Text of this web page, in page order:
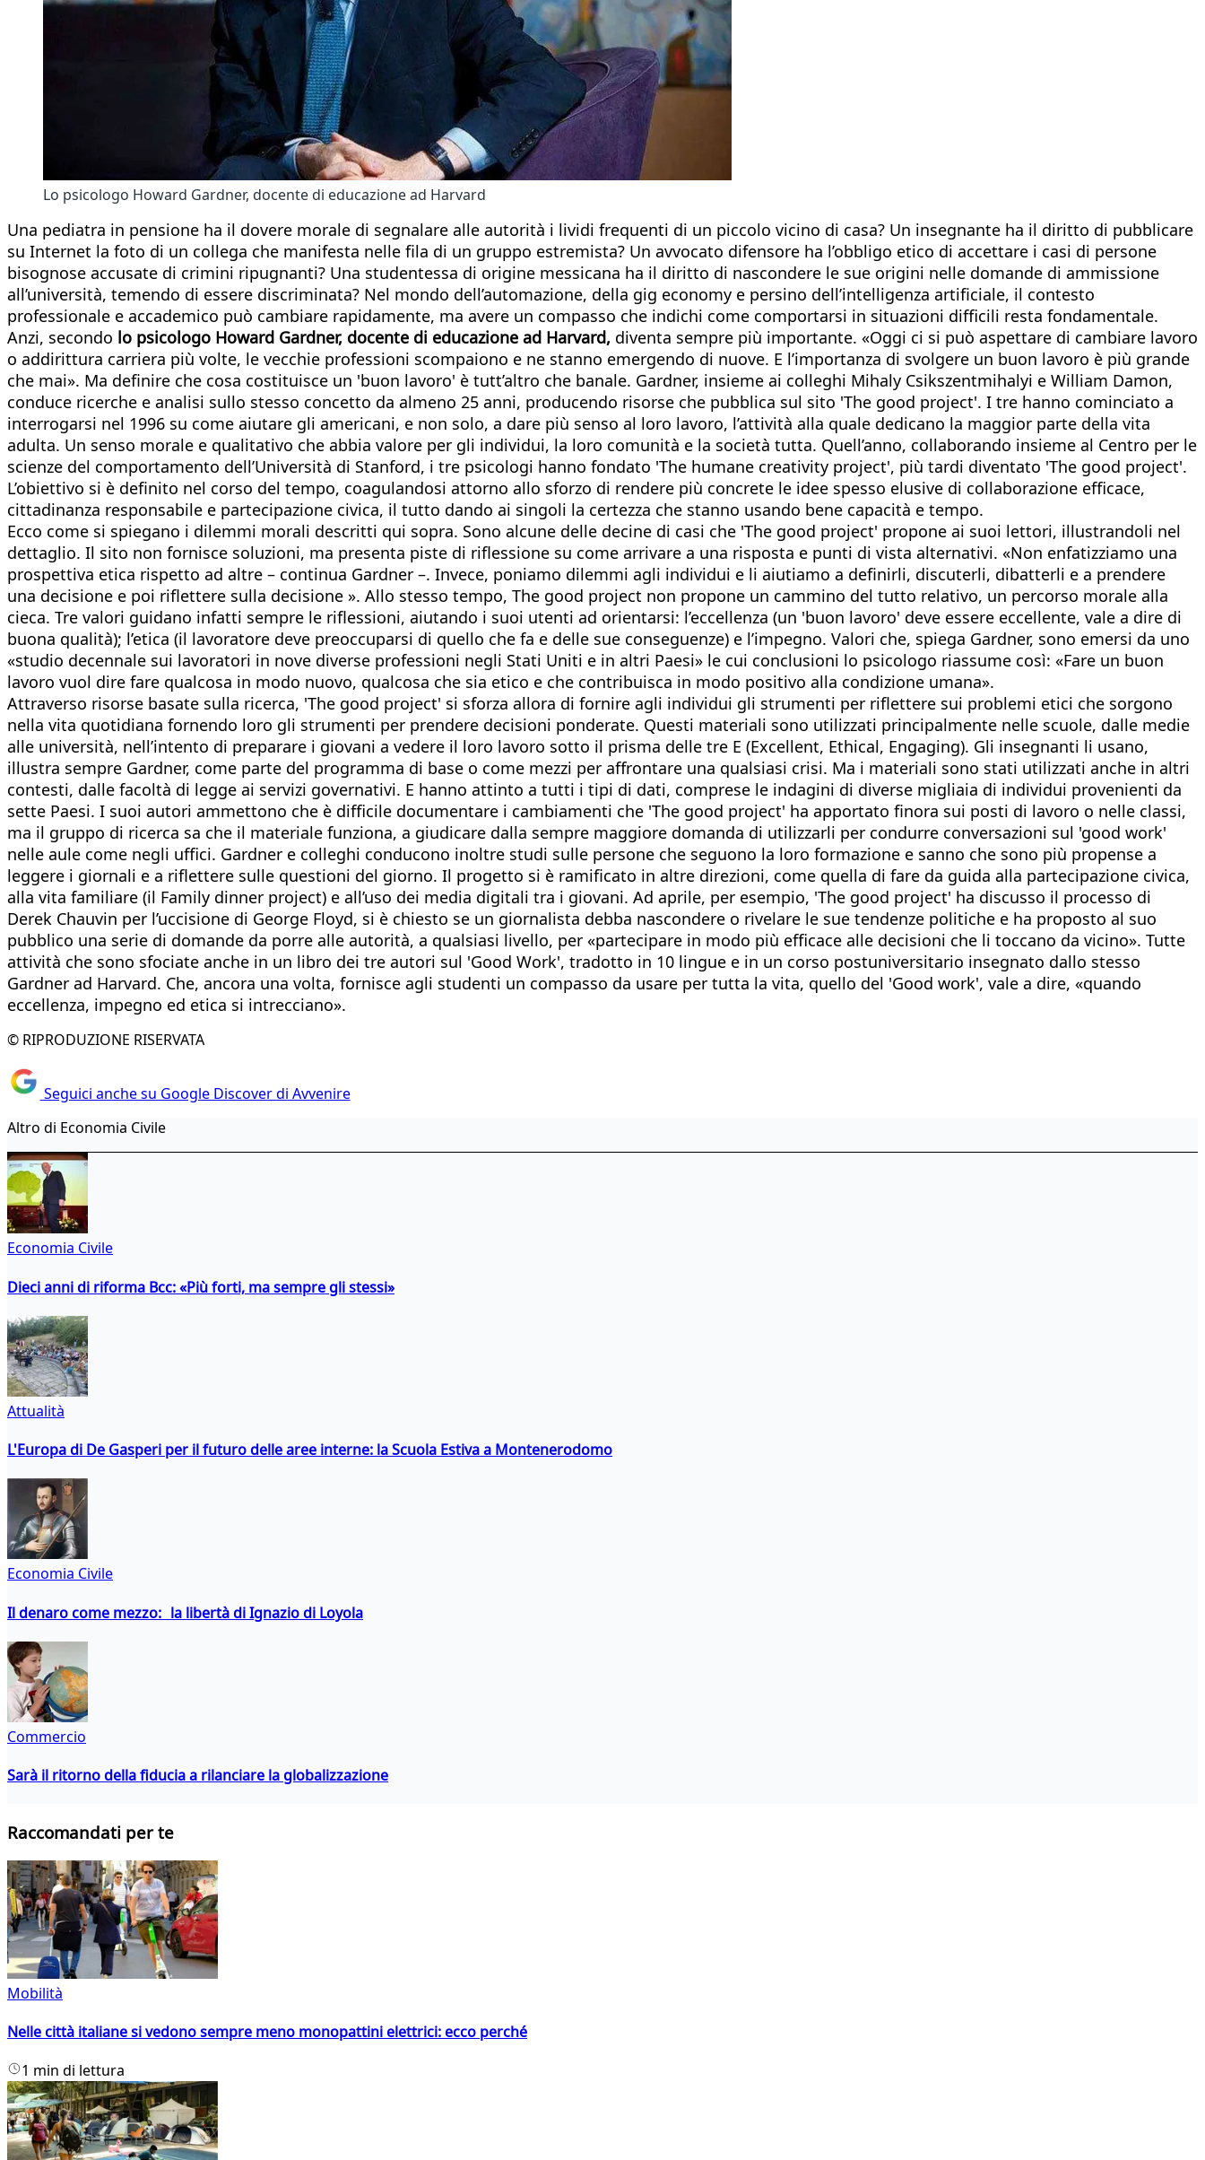
Lo psicologo Howard Gardner, docente di educazione ad Harvard
Una pediatra in pensione ha il dovere morale di segnalare alle autorità i lividi frequenti di un piccolo vicino di casa? Un insegnante ha il diritto di pubblicare
su Internet la foto di un collega che manifesta nelle fila di un gruppo estremista? Un avvocato difensore ha l’obbligo etico di accettare i casi di persone
bisognose accusate di crimini ripugnanti? Una studentessa di origine messicana ha il diritto di nascondere le sue origini nelle domande di ammissione
all’università, temendo di essere discriminata? Nel mondo dell’automazione, della gig economy e persino dell’intelligenza artificiale, il contesto
professionale e accademico può cambiare rapidamente, ma avere un compasso che indichi come comportarsi in situazioni difficili resta fondamentale.
Anzi, secondo lo psicologo Howard Gardner, docente di educazione ad Harvard, diventa sempre più importante. «Oggi ci si può aspettare di cambiare lavoro
o addirittura carriera più volte, le vecchie professioni scompaiono e ne stanno emergendo di nuove. E l’importanza di svolgere un buon lavoro è più grande
che mai». Ma definire che cosa costituisce un 'buon lavoro' è tutt’altro che banale. Gardner, insieme ai colleghi Mihaly Csikszentmihalyi e William Damon,
conduce ricerche e analisi sullo stesso concetto da almeno 25 anni, producendo risorse che pubblica sul sito 'The good project'. I tre hanno cominciato a
interrogarsi nel 1996 su come aiutare gli americani, e non solo, a dare più senso al loro lavoro, l’attività alla quale dedicano la maggior parte della vita
adulta. Un senso morale e qualitativo che abbia valore per gli individui, la loro comunità e la società tutta. Quell’anno, collaborando insieme al Centro per le
scienze del comportamento dell’Università di Stanford, i tre psicologi hanno fondato 'The humane creativity project', più tardi diventato 'The good project'.
L’obiettivo si è definito nel corso del tempo, coagulandosi attorno allo sforzo di rendere più concrete le idee spesso elusive di collaborazione efficace,
cittadinanza responsabile e partecipazione civica, il tutto dando ai singoli la certezza che stanno usando bene capacità e tempo.
Ecco come si spiegano i dilemmi morali descritti qui sopra. Sono alcune delle decine di casi che 'The good project' propone ai suoi lettori, illustrandoli nel
dettaglio. Il sito non fornisce soluzioni, ma presenta piste di riflessione su come arrivare a una risposta e punti di vista alternativi. «Non enfatizziamo una
prospettiva etica rispetto ad altre – continua Gardner –. Invece, poniamo dilemmi agli individui e li aiutiamo a definirli, discuterli, dibatterli e a prendere
una decisione e poi riflettere sulla decisione ». Allo stesso tempo, The good project non propone un cammino del tutto relativo, un percorso morale alla
cieca. Tre valori guidano infatti sempre le riflessioni, aiutando i suoi utenti ad orientarsi: l’eccellenza (un 'buon lavoro' deve essere eccellente, vale a dire di
buona qualità); l’etica (il lavoratore deve preoccuparsi di quello che fa e delle sue conseguenze) e l’impegno. Valori che, spiega Gardner, sono emersi da uno
«studio decennale sui lavoratori in nove diverse professioni negli Stati Uniti e in altri Paesi» le cui conclusioni lo psicologo riassume così: «Fare un buon
lavoro vuol dire fare qualcosa in modo nuovo, qualcosa che sia etico e che contribuisca in modo positivo alla condizione umana».
Attraverso risorse basate sulla ricerca, 'The good project' si sforza allora di fornire agli individui gli strumenti per riflettere sui problemi etici che sorgono
nella vita quotidiana fornendo loro gli strumenti per prendere decisioni ponderate. Questi materiali sono utilizzati principalmente nelle scuole, dalle medie
alle università, nell’intento di preparare i giovani a vedere il loro lavoro sotto il prisma delle tre E (Excellent, Ethical, Engaging). Gli insegnanti li usano,
illustra sempre Gardner, come parte del programma di base o come mezzi per affrontare una qualsiasi crisi. Ma i materiali sono stati utilizzati anche in altri
contesti, dalle facoltà di legge ai servizi governativi. E hanno attinto a tutti i tipi di dati, comprese le indagini di diverse migliaia di individui provenienti da
sette Paesi. I suoi autori ammettono che è difficile documentare i cambiamenti che 'The good project' ha apportato finora sui posti di lavoro o nelle classi,
ma il gruppo di ricerca sa che il materiale funziona, a giudicare dalla sempre maggiore domanda di utilizzarli per condurre conversazioni sul 'good work'
nelle aule come negli uffici. Gardner e colleghi conducono inoltre studi sulle persone che seguono la loro formazione e sanno che sono più propense a
leggere i giornali e a riflettere sulle questioni del giorno. Il progetto si è ramificato in altre direzioni, come quella di fare da guida alla partecipazione civica,
alla vita familiare (il Family dinner project) e all’uso dei media digitali tra i giovani. Ad aprile, per esempio, 'The good project' ha discusso il processo di
Derek Chauvin per l’uccisione di George Floyd, si è chiesto se un giornalista debba nascondere o rivelare le sue tendenze politiche e ha proposto al suo
pubblico una serie di domande da porre alle autorità, a qualsiasi livello, per «partecipare in modo più efficace alle decisioni che li toccano da vicino». Tutte
attività che sono sfociate anche in un libro dei tre autori sul 'Good Work', tradotto in 10 lingue e in un corso postuniversitario insegnato dallo stesso
Gardner ad Harvard. Che, ancora una volta, fornisce agli studenti un compasso da usare per tutta la vita, quello del 'Good work', vale a dire, «quando
eccellenza, impegno ed etica si intrecciano».
© RIPRODUZIONE RISERVATA
Seguici anche su Google Discover di Avvenire
Altro di Economia Civile
Economia Civile
Dieci anni di riforma Bcc: «Più forti, ma sempre gli stessi»
Attualità
L'Europa di De Gasperi per il futuro delle aree interne: la Scuola Estiva a Montenerodomo
Economia Civile
Il denaro come mezzo: la libertà di Ignazio di Loyola
Commercio
Sarà il ritorno della fiducia a rilanciare la globalizzazione
Raccomandati per te
Mobilità
Nelle città italiane si vedono sempre meno monopattini elettrici: ecco perché
1 min di lettura